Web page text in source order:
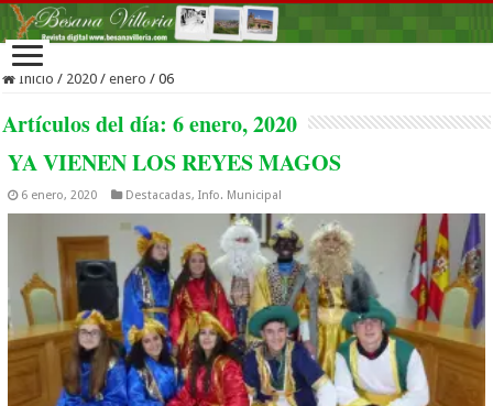
Inicio / 2020 / enero / 06
Artículos del día:6 enero, 2020
YA VIENEN LOS REYES MAGOS
6 enero, 2020 Destacadas,Info. Municipal